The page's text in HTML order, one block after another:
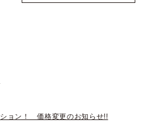
ョン！ 価格変更のお知らせ!!